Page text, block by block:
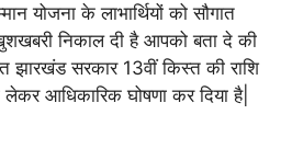
योजना के लाभार्थियों को सौगात
निकाल दी है आपको बता दे की
झारखंड सरकार 13वीं किस्त की राशि
आधिकारिक घोषणा कर दिया है|